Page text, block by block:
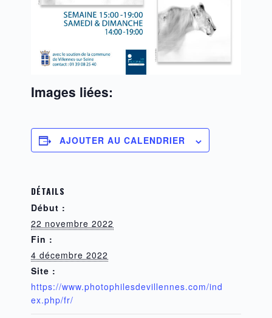
Images liées:
AJOUTER AU CALENDRIER
DÉTAILS
Début :
22 novembre 2022
Fin :
4 décembre 2022
Site :
https://www.photophilesdevillennes.com/ind
ex.php/fr/